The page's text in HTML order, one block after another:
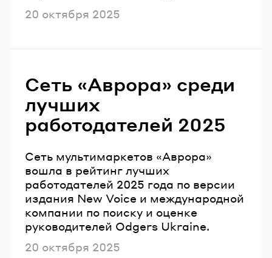
Опубликовано
20 октября 2025
Сеть «Аврора» среди
лучших
работодателей 2025
Сеть мультимаркетов «Аврора»
вошла в рейтинг лучших
работодателей 2025 года по версии
издания New Voice и международной
компании по поиску и оценке
руководителей Odgers Ukraine.
Опубликовано
20 октября 2025